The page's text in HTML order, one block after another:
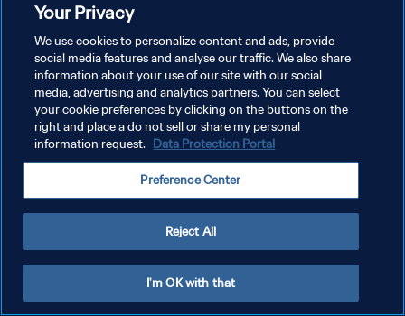
سياسة الخصوصية
إدارة تفضيلات ملفات تعريف الارتباط
Your Privacy
We use cookies to personalize content and ads, provide
social media features and analyse our traffic. We also share
information about your use of our site with our social
media, advertising and analytics partners. You can select
your cookie preferences by clicking on the buttons on the
right and place a do not sell or share my personal
information request. Data Protection Portal
Preference Center
Reject All
I'm OK with that